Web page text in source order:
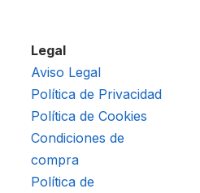
Legal
Aviso Legal
Política de Privacidad
Política de Cookies
Condiciones de
compra
Política de